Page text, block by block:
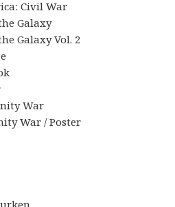
Civil War
Galaxy
Galaxy Vol. 2
War
War / Poster